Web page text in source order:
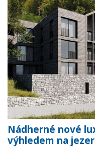
Nádherné nové
výhledem na